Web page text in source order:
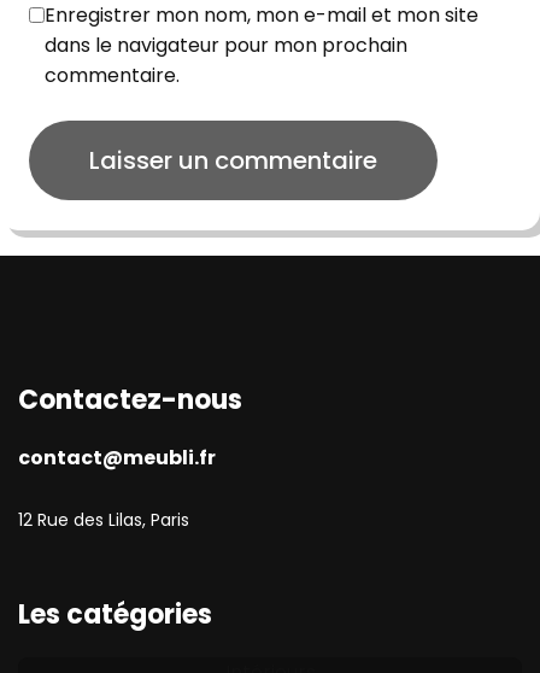
Enregistrer mon nom, mon e-mail et mon site
dans le navigateur pour mon prochain
commentaire.
Contactez-nous
contact@meubli.fr
12 Rue des Lilas, Paris
Les catégories